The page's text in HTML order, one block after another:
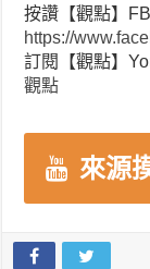
按讚【觀點】FB
https://
訂閱【觀點】
觀點
來源